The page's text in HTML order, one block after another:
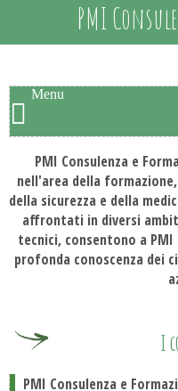
PMI
Menu
PMI Consulenza e
nell'area della
della sicurezza e della
affrontati in diversi
tecnici, consentono a PMI
profonda conoscenza dei
I
PMI Consulenza e